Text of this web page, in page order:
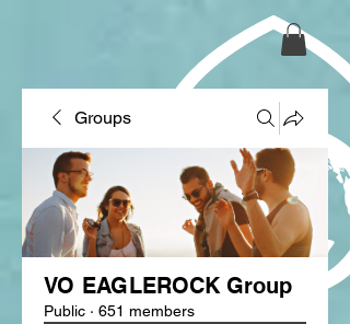
Groups
VO EAGLEROCK Group
Public · 651 members